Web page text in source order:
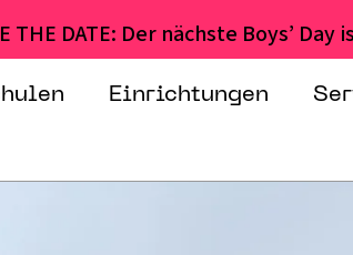
THE DATE: Der nächste Boys’
Einrichtungen